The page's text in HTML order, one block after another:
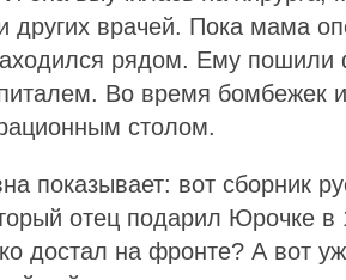
других врачей. Пока мама
рядом. Ему
Во время бомбежек
столом.
пока­зывает: вот сборник
отец подарил Юрочке в
достал на фронте? А вот